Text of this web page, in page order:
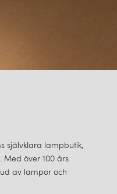
självklara lampbutik,
Med över 100 års
av lampor och